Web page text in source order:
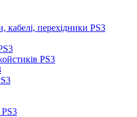
кабелі, перехідники PS3
PS3